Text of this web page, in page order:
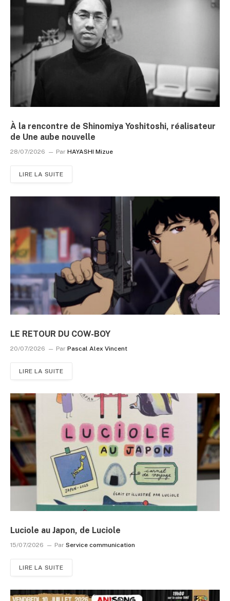
À la rencontre de Shinomiya Yoshitoshi, réalisateur
de Une aube nouvelle
28/07/2026 Par HAYASHI Mizue
LIRE LA SUITE
LE RETOUR DU COW-BOY
20/07/2026 Par Pascal Alex Vincent
LIRE LA SUITE
Luciole au Japon, de Luciole
15/07/2026 Par Service communication
LIRE LA SUITE